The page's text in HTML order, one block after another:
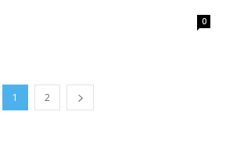
0
1 2